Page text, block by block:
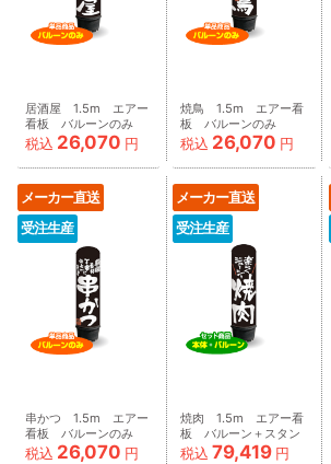
居酒屋 1.5m エアー
看板 バルーンのみ
AR090043IN_C
税込 26,070 円
焼鳥 1.5m エアー看
板 バルーンのみ
AR090044IN_C
税込 26,070 円
メーカー直送
受注生産
串かつ 1.5m エアー
看板 バルーンのみ
AR090045IN_C
税込 26,070 円
メーカー直送
受注生産
焼肉 1.5m エアー看
板 バルーン＋スタン
ド AR090046IN
税込 79,419 円